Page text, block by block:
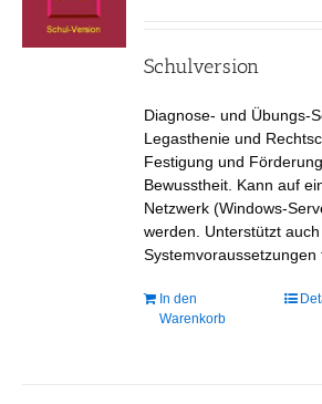
Schulversion
Diagnose- und Übungs-
Legasthenie und
Festigung und
Bewusstheit. Kann auf
Netzwerk (Windows-
werden. Unterstützt
Systemvoraussetzungen
In den
Warenkorb